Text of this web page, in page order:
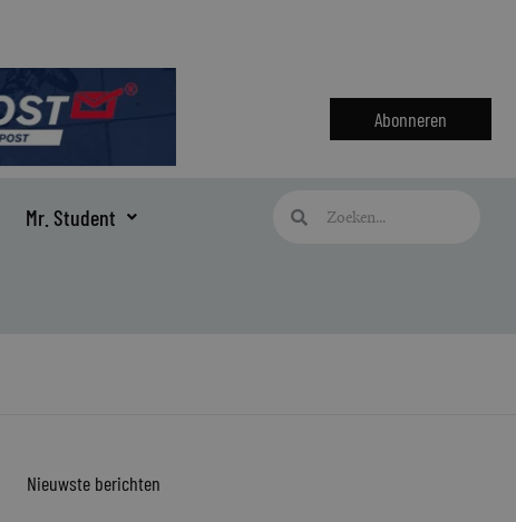
Abonneren
Mr. Student Zoeken
Nieuwste berichten